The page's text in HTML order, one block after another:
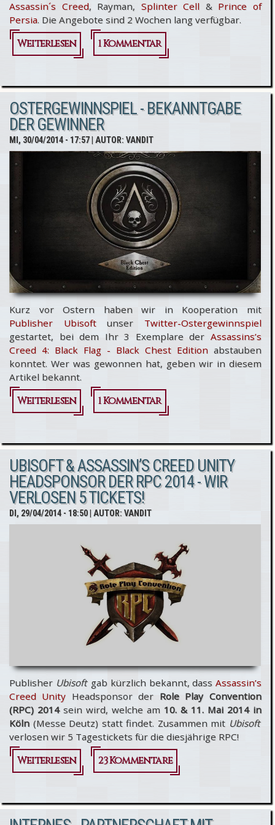
Assassin´s Creed, Rayman, Splinter Cell & Prince of
Persia. Die Angebote sind 2 Wochen lang verfügbar.
Weiterlesen
über
Network-
Rabatte auf
viele
Assassin´s
Creed Spiele
& DLC´s
1 Kommentar
OSTERGEWINNSPIEL - BEKANNTGABE
DER GEWINNER
MI, 30/04/2014 - 17:57| AUTOR:VANDIT
Kurz vor Ostern haben wir in Kooperation mit
Publisher Ubisoftunser Twitter-Ostergewinnspiel
gestartet, bei dem Ihr 3 Exemplare der Assassins’s
Creed 4: Black Flag - Black Chest Editionabstauben
konntet. Wer was gewonnen hat, geben wir in diesem
Artikel bekannt.
Weiterlesen
über
- Bekanntgabe
der Gewinner
1 Kommentar
UBISOFT & ASSASSIN’S CREED UNITY
HEADSPONSOR DER RPC 2014 - WIR
VERLOSEN 5 TICKETS!
DI, 29/04/2014 - 18:50| AUTOR:VANDIT
Publisher Ubisoftgab kürzlich bekannt, dass Assassin’s
Creed Unity Headsponsor der Role Play Convention
(RPC) 2014sein wird, welche am 10. & 11. Mai 2014 in
Köln(Messe Deutz) statt findet. Zusammen mit Ubisoft
verlosen wir 5 Tagestickets für die diesjährige RPC!
Weiterlesen
über Ubisoft
Creed Unity
23 Kommentare